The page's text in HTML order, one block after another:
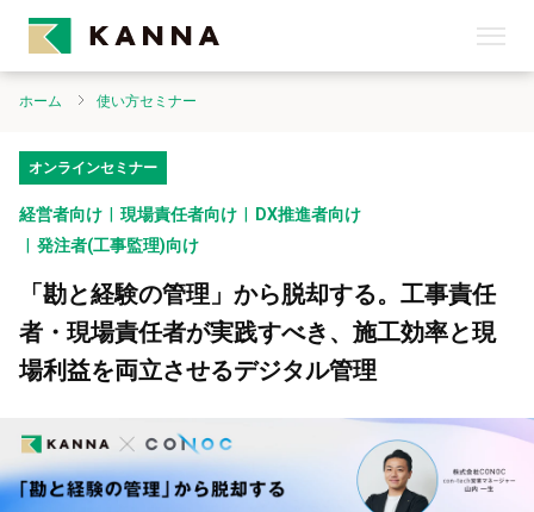
ホーム 使い方セミナー
オンラインセミナー
経営者向け 現場責任者向け
DX推進者向け
発注者(工事監理)向け
「勘と経験の管理」から脱却する。工事責任
者・現場責任者が実践すべき、施工効率と現
場利益を両立させるデジタル管理